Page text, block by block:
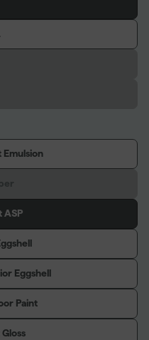
ASP
Eggshell
Paint